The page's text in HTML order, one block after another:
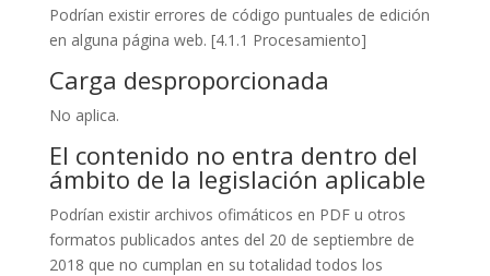
Podrían existir errores de código puntuales de edición
en alguna página web. [4.1.1 Procesamiento]
Carga desproporcionada
No aplica.
El contenido no entra dentro del
ámbito de la legislación aplicable
Podrían existir archivos ofimáticos en PDF u otros
formatos publicados antes del 20 de septiembre de
2018 que no cumplan en su totalidad todos los